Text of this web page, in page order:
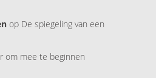
op De spiegeling van een
om mee te beginnen